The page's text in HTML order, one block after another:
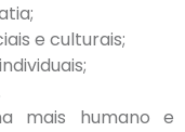
e culturais;
mais humano e